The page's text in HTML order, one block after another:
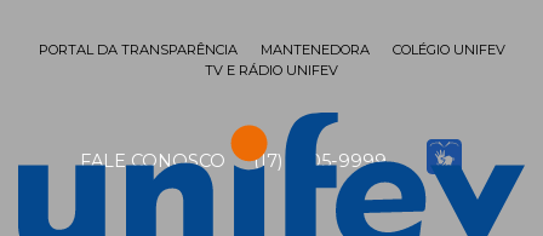
FALE CONOSCO (17) 3405-9999
PORTAL DA TRANSPARÊNCIA MANTENEDORA
COLÉGIO UNIFEV
TV E RÁDIO UNIFEV